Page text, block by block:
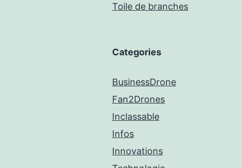
Toile de branches
Categories
BusinessDrone
Fan2Drones
Inclassable
Infos
Innovations